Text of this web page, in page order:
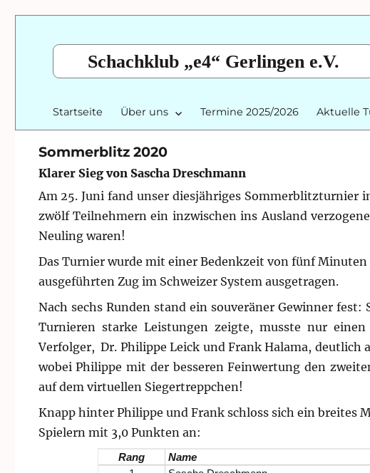
Schachklub „e4“ Gerlingen e.V.
Startseite Über uns Termine 2025/2026 Aktuelle
Sommerblitz 2020
Klarer Sieg von Sascha Dreschmann
Am 25. Juni fand unser diesjähriges Sommerblitzturnier
zwölf Teilnehmern ein inzwischen ins Ausland
Neuling waren!
Das Turnier wurde mit einer Bedenkzeit von fünf
ausgeführten Zug im Schweizer System ausgetragen.
Nach sechs Runden stand ein souveräner Gewinner
Turnieren starke Leistungen zeigte, musste nur
Verfolger, Dr. Philippe Leick und Frank Halama, deutlich
wobei Philippe mit der besseren Feinwertung den
auf dem virtuellen Siegertreppchen!
Knapp hinter Philippe und Frank schloss sich ein breites
Spielern mit 3,0 Punkten an:
Rang Name